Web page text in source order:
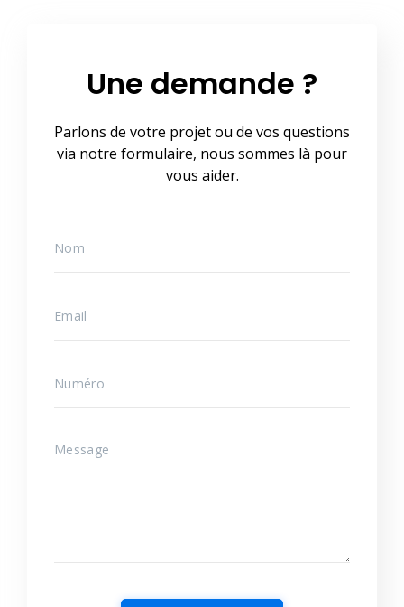
Une demande ?
Parlons de votre projet ou de vos questions
via notre formulaire, nous sommes là pour
vous aider.